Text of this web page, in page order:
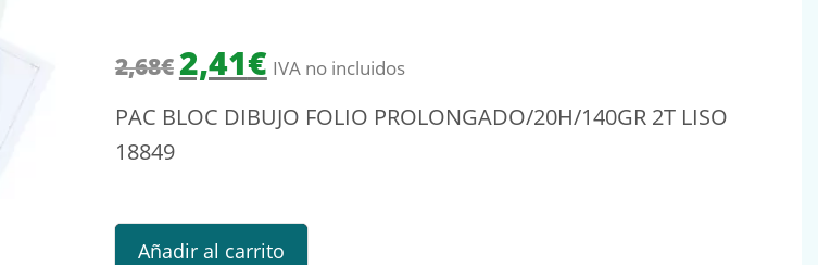
2,68€El precio original era: 2,68€.
2,41€El precio actual es: 2,41€.
IVA no incluidos
PAC BLOC DIBUJO FOLIO PROLONGADO/20H/140GR 2T LISO
18849
PAC BLOC DIBUJO FOLIO PROLONGADO/20H/140GR 2T LISO 18849 Ref:016026 cantidad
Añadir al carrito